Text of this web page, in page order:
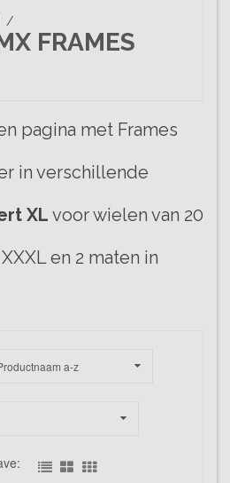
/
FRAMES
pagina met Frames
in verschillende
XL voor wielen van 20
en 2 maten in
a-z